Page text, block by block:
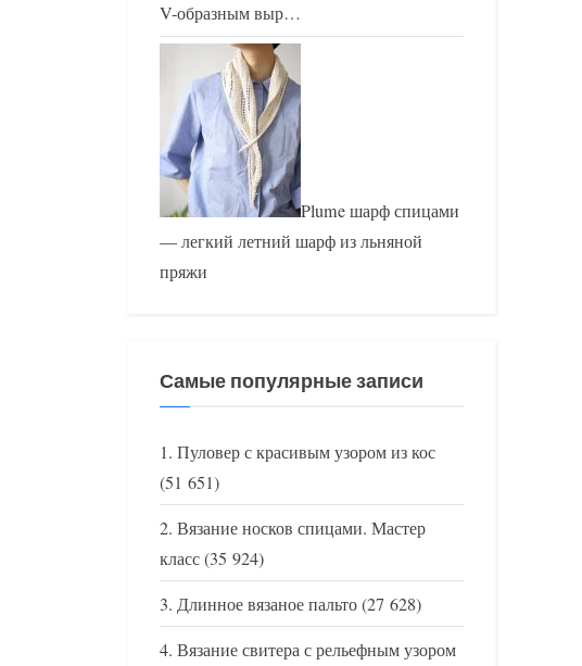
V-образным выр…
Plume шарф спицами
— легкий летний шарф из льняной
пряжи
Самые популярные записи
Пуловер с красивым узором из кос
(51 651)
Вязание носков спицами. Мастер
класс(35 924)
Длинное вязаное пальто(27 628)
Вязание свитера с рельефным узором